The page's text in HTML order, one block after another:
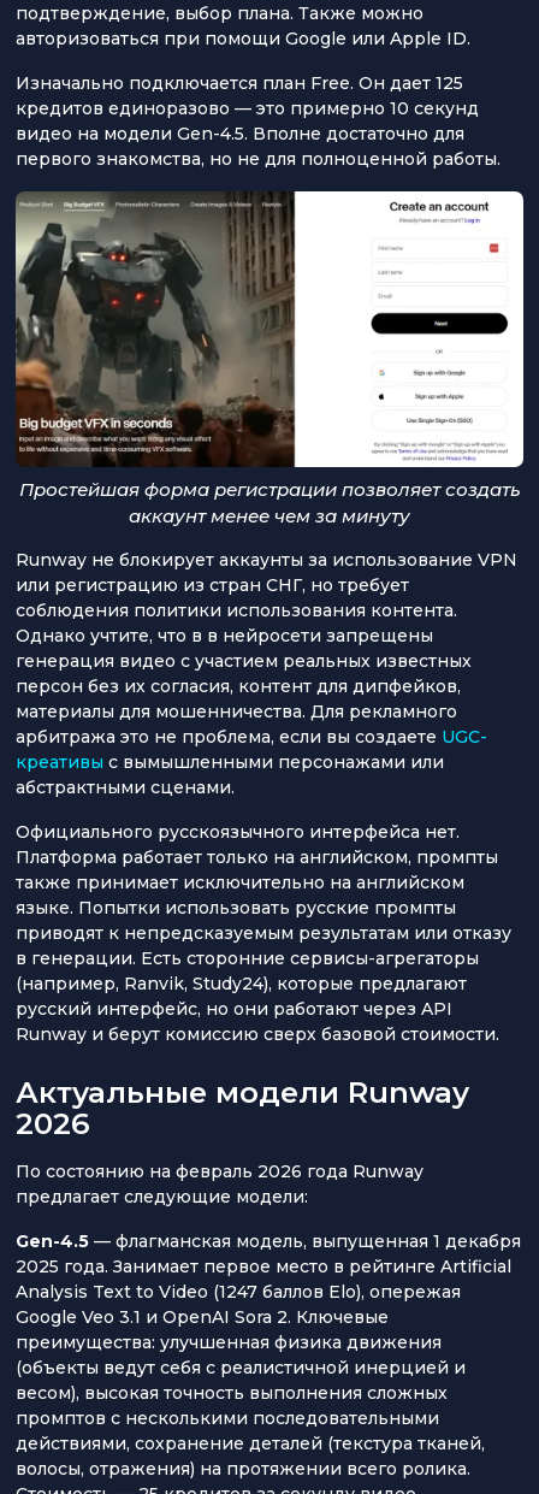
подтверждение, выбор плана. Также можно
авторизоваться при помощи Google или Apple ID.
Изначально подключается план Free. Он дает 125
кредитов единоразово — это примерно 10 секунд
видео на модели Gen-4.5. Вполне достаточно для
первого знакомства, но не для полноценной работы.
Простейшая форма регистрации позволяет создать
аккаунт менее чем за минуту
Runway не блокирует аккаунты за использование VPN
или регистрацию из стран СНГ, но требует
соблюдения политики использования контента.
Однако учтите, что в в нейросети запрещены
генерация видео с участием реальных известных
персон без их согласия, контент для дипфейков,
материалы для мошенничества. Для рекламного
арбитража это не проблема, если вы создаете UGC-
креативы с вымышленными персонажами или
абстрактными сценами.
Официального русскоязычного интерфейса нет.
Платформа работает только на английском, промпты
также принимает исключительно на английском
языке. Попытки использовать русские промпты
приводят к непредсказуемым результатам или отказу
в генерации. Есть сторонние сервисы-агрегаторы
(например, Ranvik, Study24), которые предлагают
русский интерфейс, но они работают через API
Runway и берут комиссию сверх базовой стоимости.
Актуальные модели Runway
2026
По состоянию на февраль 2026 года Runway
предлагает следующие модели:
Gen-4.5 — флагманская модель, выпущенная 1 декабря
2025 года. Занимает первое место в рейтинге Artificial
Analysis Text to Video (1247 баллов Elo), опережая
Google Veo 3.1 и OpenAI Sora 2. Ключевые
преимущества: улучшенная физика движения
(объекты ведут себя с реалистичной инерцией и
весом), высокая точность выполнения сложных
промптов с несколькими последовательными
действиями, сохранение деталей (текстура тканей,
волосы, отражения) на протяжении всего ролика.